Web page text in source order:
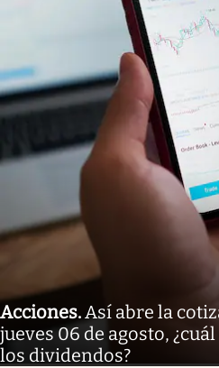
Acciones.Así abre la
jueves 06 de agosto,
los dividendos?